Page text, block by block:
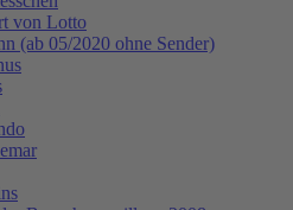
von Lotto
(ab 05/2020 ohne Sender)